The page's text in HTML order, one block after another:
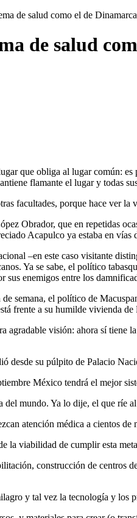
de salud como el de
de salud
que obliga al lugar común:
flamante el lugar y todas
facultades, porque hace ver la
Obrador, que en repetidas
Acapulco ya estaba en vías
–en este caso visitante
Ya se sabe, el político
enemigos entre los
semana, el político de
frente a su humilde vivienda
agradable visión: ahora sí tiene
desde su púlpito de Palacio
México tendrá el mejor
mundo. Ya lo dije, el que ríe
atención médica a cientos de
la viabilidad de cumplir esta
construcción de centros
y tal vez la tecnología y los